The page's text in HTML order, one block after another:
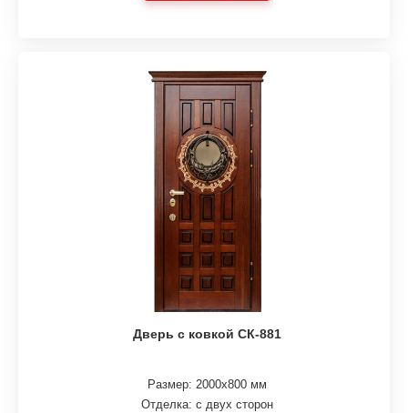
Дверь с ковкой СК-881
Размер: 2000х800 мм
Отделка: с двух сторон